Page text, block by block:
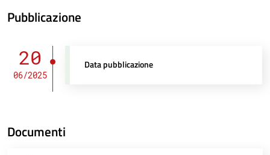
Pubblicazione
20
06/2025
Data pubblicazione
Documenti